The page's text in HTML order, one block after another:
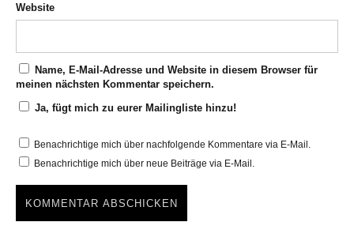
Website
Name, E-Mail-Adresse und Website in diesem Browser für
meinen nächsten Kommentar speichern.
Ja, fügt mich zu eurer Mailingliste hinzu!
Benachrichtige mich über nachfolgende Kommentare via E-Mail.
Benachrichtige mich über neue Beiträge via E-Mail.